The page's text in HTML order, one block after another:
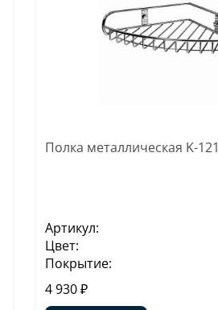
Полка металлическая K-
Артикул:
Цвет:
Покрытие:
4 930 ₽